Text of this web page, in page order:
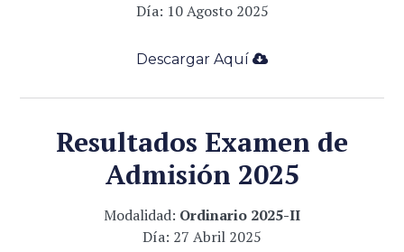
Día: 10 Agosto 2025
Descargar Aquí
Resultados Examen de
Admisión 2025
Modalidad: Ordinario 2025-II
Día: 27 Abril 2025